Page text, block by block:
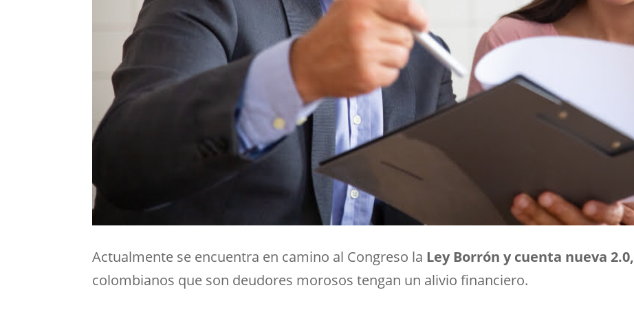
Actualmente se encuentra en camino al Congreso la Ley Borrón y cuenta nueva 2.0,
colombianos que son deudores morosos tengan un alivio financiero.